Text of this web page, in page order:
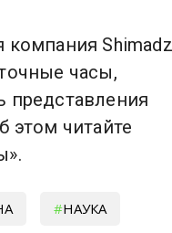
часы,
представления
этом читайте
НАУКА